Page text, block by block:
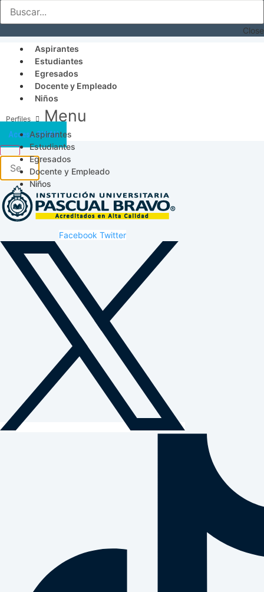
Close
Aspirantes
Estudiantes
Egresados
Docente y Empleado
Niños
Menu
Aspirantes
Estudiantes
Egresados
Docente y Empleado
Niños
Acceso SICAU
Facebook Twitter